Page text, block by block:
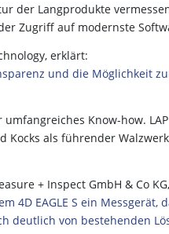
der Langprodukte
Zugriff auf modernste
erklärt:
und die Möglichkeit
Know-how.
als führender
+ Inspect GmbH & Co
4D EAGLE S ein Messgerät,
deutlich von bestehenden